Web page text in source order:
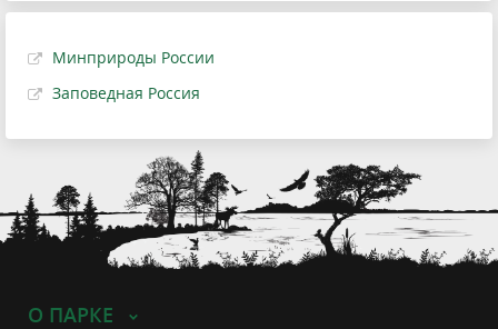
Минприроды России
Заповедная Россия
О ПАРКЕ